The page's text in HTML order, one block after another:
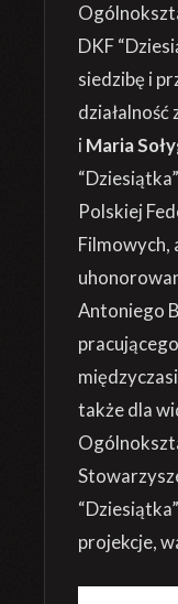
DKF
siedzibę i
działalność
i Maria
Polskiej
Filmowych,
Antoniego
także dla
projekcje,